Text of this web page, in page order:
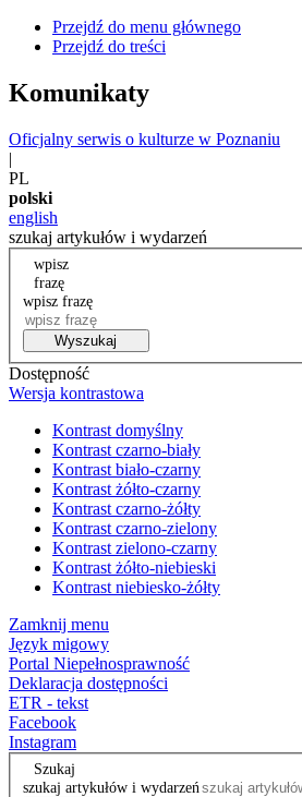
Przejdź do menu głównego
Przejdź do treści
Komunikaty
Oficjalny serwis o kulturze w Poznaniu
|
PL
polski
english
szukaj artykułów i wydarzeń
wpisz
frazę
wpisz frazę
Wyszukaj
Dostępność
Wersja kontrastowa
Kontrast domyślny
Kontrast czarno-biały
Kontrast biało-czarny
Kontrast żółto-czarny
Kontrast czarno-żółty
Kontrast czarno-zielony
Kontrast zielono-czarny
Kontrast żółto-niebieski
Kontrast niebiesko-żółty
Zamknij menu
Język migowy
Portal Niepełnosprawność
Deklaracja dostępności
ETR - tekst
Facebook
Instagram
Szukaj
szukaj artykułów i wydarzeń